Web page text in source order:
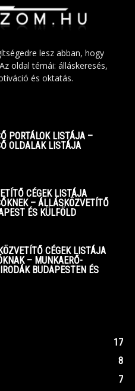
lesz abban, hogy
oldal témái: álláskeresés,
és oktatás.
PORTÁLOK LISTÁJA –
OLDALAK LISTÁJA
CÉGEK LISTÁJA
– ÁLLÁSKÖZVETÍTŐ
ÉS KÜLFÖLD
CÉGEK LISTÁJA
– MUNKAERŐ-
BUDAPESTEN ÉS
17
8
7